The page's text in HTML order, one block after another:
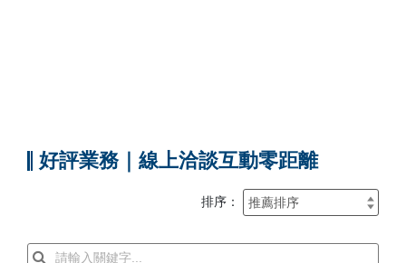
好評業務｜線上洽談互動零距離
排序：